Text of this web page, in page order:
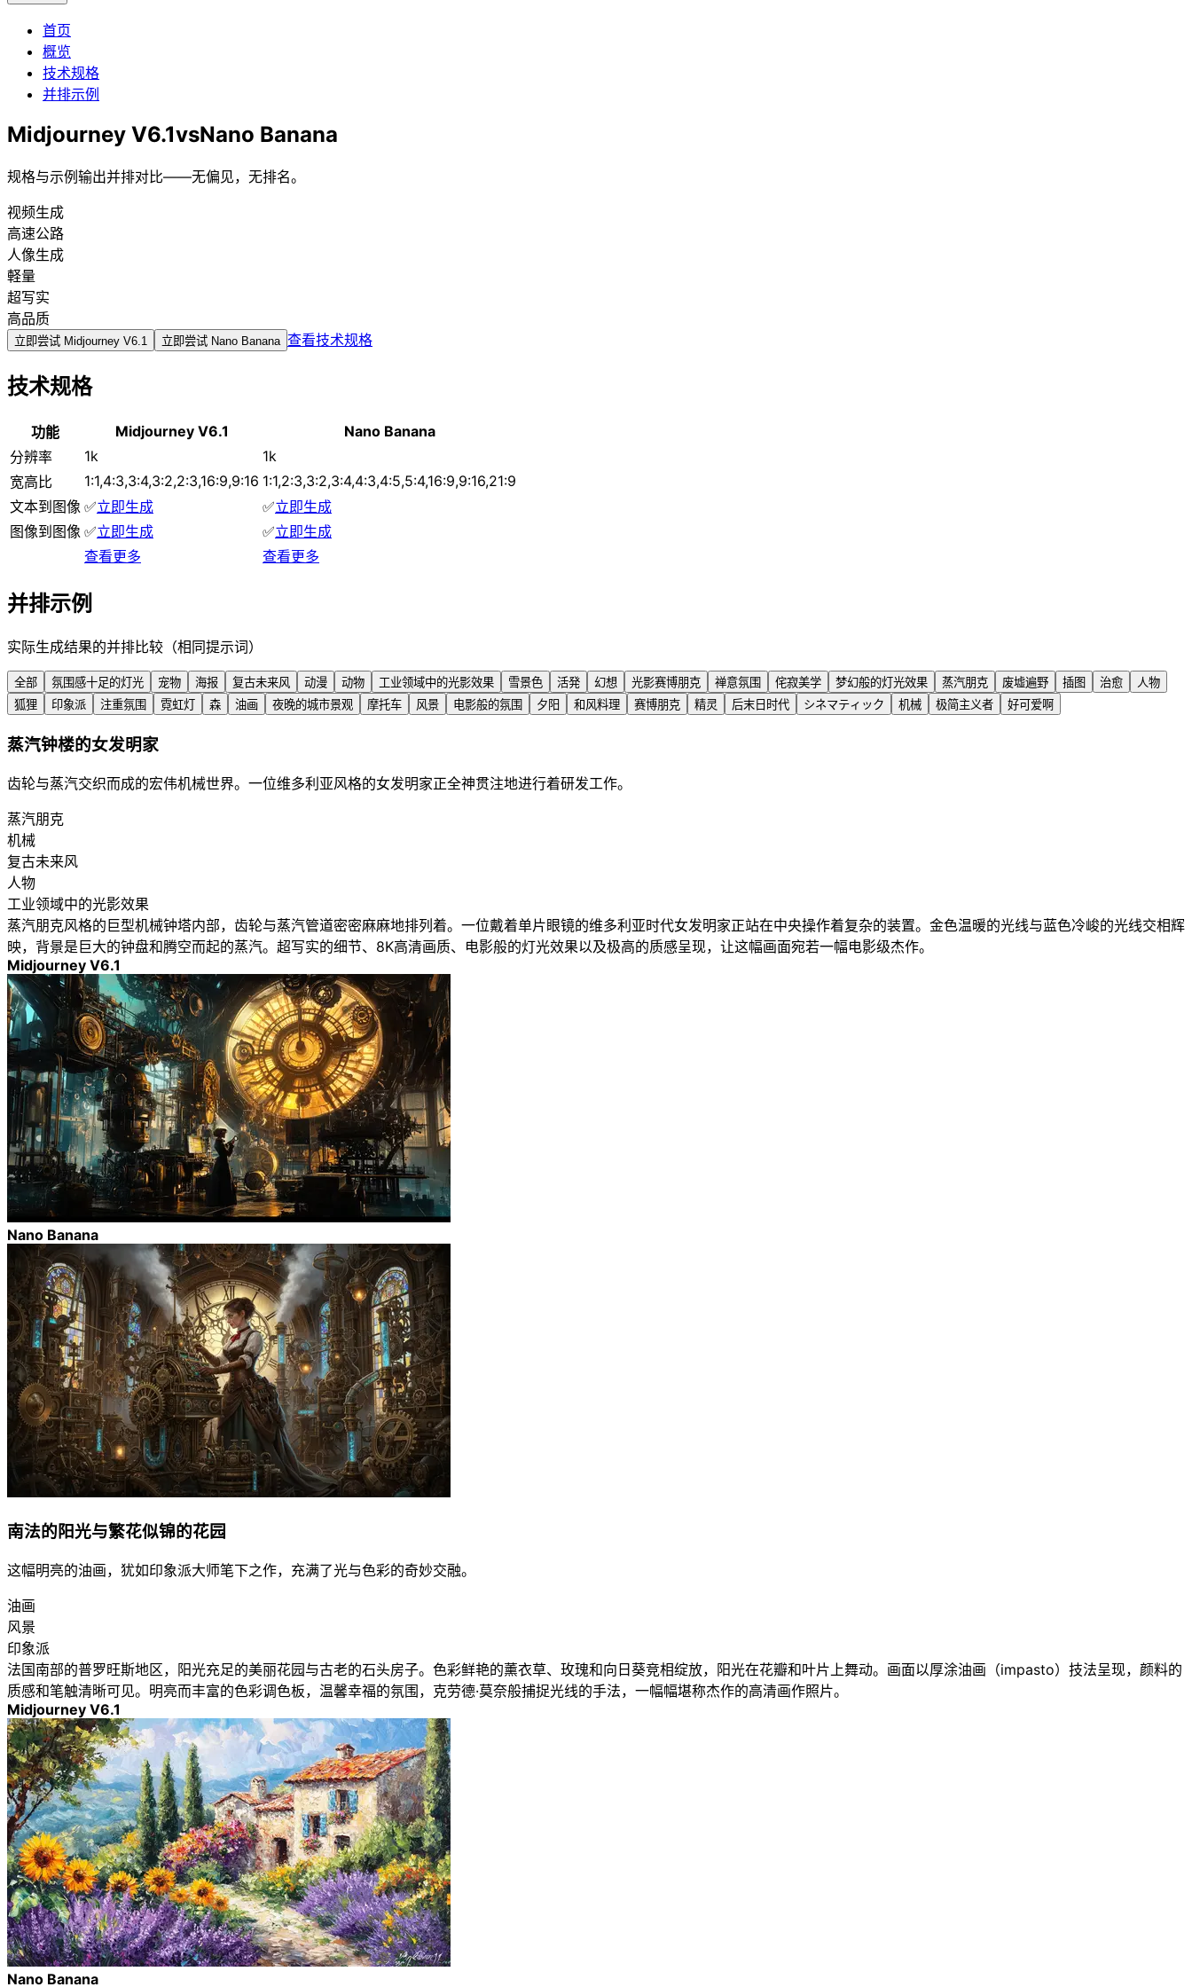
首页
概览
技术规格
并排示例
Midjourney V6.1vsNano Banana
规格与示例输出并排对比——无偏见，无排名。
视频生成
高速公路
人像生成
軽量
超写实
高品质
立即尝试 Midjourney V6.1 立即尝试 Nano Banana 查看技术规格
技术规格
功能 Midjourney V6.1
Nano Banana
分辨率
1k
1k
宽高比
1:1,4:3,3:4,3:2,2:3,16:9,9:16 1:1,2:3,3:2,3:4,4:3,4:5,5:4,16:9,9:16,21:9
文本到图像 ✅立即生成 ✅立即生成
图像到图像 ✅立即生成 ✅立即生成
查看更多
查看更多
并排示例
实际生成结果的并排比较（相同提示词）
全部 氛围感十足的灯光 宠物 海报 复古未来风 动漫 动物 工业领域中的光影效果 雪景色 活発 幻想 光影赛博朋克 禅意氛围 侘寂美学 梦幻般的灯光效果 蒸汽朋克 废墟遍野 插图 治愈
人物
狐狸
印象派 注重氛围 霓虹灯 森 油画 夜晚的城市景观 摩托车 风景 电影般的氛围 夕阳 和风料理 赛博朋克 精灵 后末日时代 シネマティック 机械 极简主义者 好可爱啊
蒸汽钟楼的女发明家
齿轮与蒸汽交织而成的宏伟机械世界。一位维多利亚风格的女发明家正全神贯注地进行着研发工作。
蒸汽朋克
机械
复古未来风
人物
工业领域中的光影效果
蒸汽朋克风格的巨型机械钟塔内部，齿轮与蒸汽管道密密麻麻地排列着。一位戴着单片眼镜的维多利亚时代女发明家正站在中央操作着复杂的装置。金色温暖的光线与蓝色冷峻的光线交相辉
映，背景是巨大的钟盘和腾空而起的蒸汽。超写实的细节、8K高清画质、电影般的灯光效果以及极高的质感呈现，让这幅画面宛若一幅电影级杰作。
Midjourney V6.1
Nano Banana
南法的阳光与繁花似锦的花园
这幅明亮的油画，犹如印象派大师笔下之作，充满了光与色彩的奇妙交融。
油画
风景
印象派
法国南部的普罗旺斯地区，阳光充足的美丽花园与古老的石头房子。色彩鲜艳的薰衣草、玫瑰和向日葵竞相绽放，阳光在花瓣和叶片上舞动。画面以厚涂油画（impasto）技法呈现，颜料的
质感和笔触清晰可见。明亮而丰富的色彩调色板，温馨幸福的氛围，克劳德·莫奈般捕捉光线的手法，一幅幅堪称杰作的高清画作照片。
Midjourney V6.1
Nano Banana